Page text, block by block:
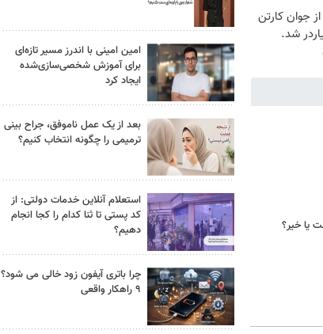
جوان کارتن
شد.
یا خیر؟
امین امینی با اندرز مسیر تازه‌ای
برای آموزش شخصی‌سازی‌شده
ایجاد کرد
بعد از یک عمل ناموفق، جراح بینی
ترمیمی را چگونه انتخاب کنیم؟
استعلام آنلاین خدمات دولتی: از
کد پستی تا ثنا کدام را کجا انجام
دهیم؟
چرا باتری آیفون زود خالی می شود؟
۹ راهکار واقعی